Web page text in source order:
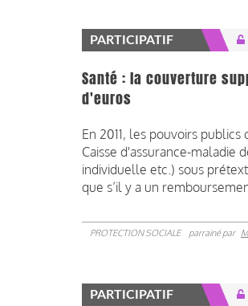
PARTICIPATIF
Santé : la couverture
d'euros
En 2011, les pouvoirs
Caisse d'assurance-maladie
individuelle etc.) sous
que s’il y a un
PROTECTION SOCIALE parrainé par
PARTICIPATIF